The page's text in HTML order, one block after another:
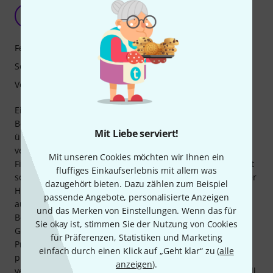
Mit Liebe serviert!
Mit unseren Cookies möchten wir Ihnen ein
fluffiges Einkaufserlebnis mit allem was
dazugehört bieten. Dazu zählen zum Beispiel
passende Angebote, personalisierte Anzeigen
und das Merken von Einstellungen. Wenn das für
Sie okay ist, stimmen Sie der Nutzung von Cookies
für Präferenzen, Statistiken und Marketing
einfach durch einen Klick auf „Geht klar“ zu (alle
anzeigen).
Das ultimative Instrument!!
AndUna 08.05.2017
Eine unglaublich vielseitige Gitarre, die all meine
Bedürfnisse abdeckt. Ich spiele alles von Django Reinhardt
über Blues & Rock bis hin zu Jazz. Sie ist sehr gut
verarbeitet, ausbalanciert und unglaublich leicht. Das
Finish ist wirklich erstklassig. Die Oberfläche des Korpus ist
so glatt wie ein Pfirsich (ohne dessen klebriges Inneres), der
Hals ist geschmeidig und mit großen Jumbo-Bünden
ausgestattet, die das Spielen sehr angenehm machen. Das
Beste daran ist meiner Meinung nach aber ihre kompakte
Größe und ihr geringes Gewicht. Ich habe keinerlei
Probleme mit dem Hals oder sonst etwas, sodass ich
problemlos einen ganzen Abend mit dieser Gitarre
verbringen kann. Ich spiele seit über 45 Jahren Gitarre in all
Features
Sound
Verarbeitung